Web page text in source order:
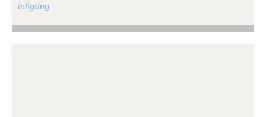
inligting.